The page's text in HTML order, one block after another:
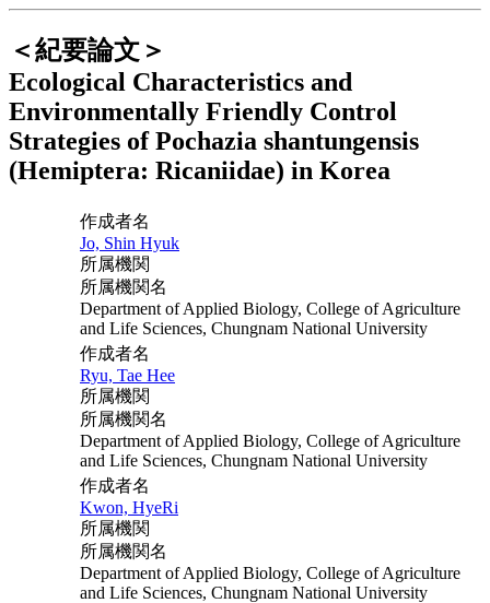
＜紀要論文＞
Ecological Characteristics and
Environmentally Friendly Control
Strategies of Pochazia shantungensis
(Hemiptera: Ricaniidae) in Korea
作成者名
Jo, Shin Hyuk
所属機関
所属機関名
Department of Applied Biology, College of Agriculture
and Life Sciences, Chungnam National University
作成者名
Ryu, Tae Hee
所属機関
所属機関名
Department of Applied Biology, College of Agriculture
and Life Sciences, Chungnam National University
作成者名
Kwon, HyeRi
所属機関
所属機関名
Department of Applied Biology, College of Agriculture
and Life Sciences, Chungnam National University